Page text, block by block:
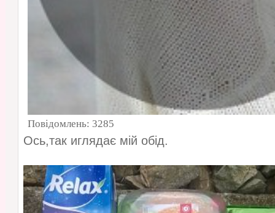
Повідомлень: 3285
Ось,так иглядає мій обід.